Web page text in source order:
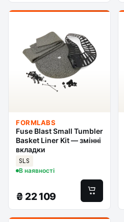
FORMLABS
Fuse Blast Small Tumbler
Basket Liner Kit — змінні
вкладки
SLS
В наявності
₴ 22 109